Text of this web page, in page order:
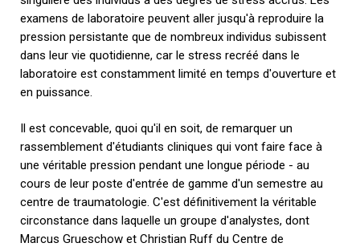
examens de laboratoire peuvent aller jusqu'à reproduire la
pression persistante que de nombreux individus subissent
dans leur vie quotidienne, car le stress recréé dans le
laboratoire est constamment limité en temps d'ouverture et
en puissance.
Il est concevable, quoi qu'il en soit, de remarquer un
rassemblement d'étudiants cliniques qui vont faire face à
une véritable pression pendant une longue période - au
cours de leur poste d'entrée de gamme d'un semestre au
centre de traumatologie. C'est définitivement la véritable
circonstance dans laquelle un groupe d'analystes, dont
Marcus Grueschow et Christian Ruff du Centre de